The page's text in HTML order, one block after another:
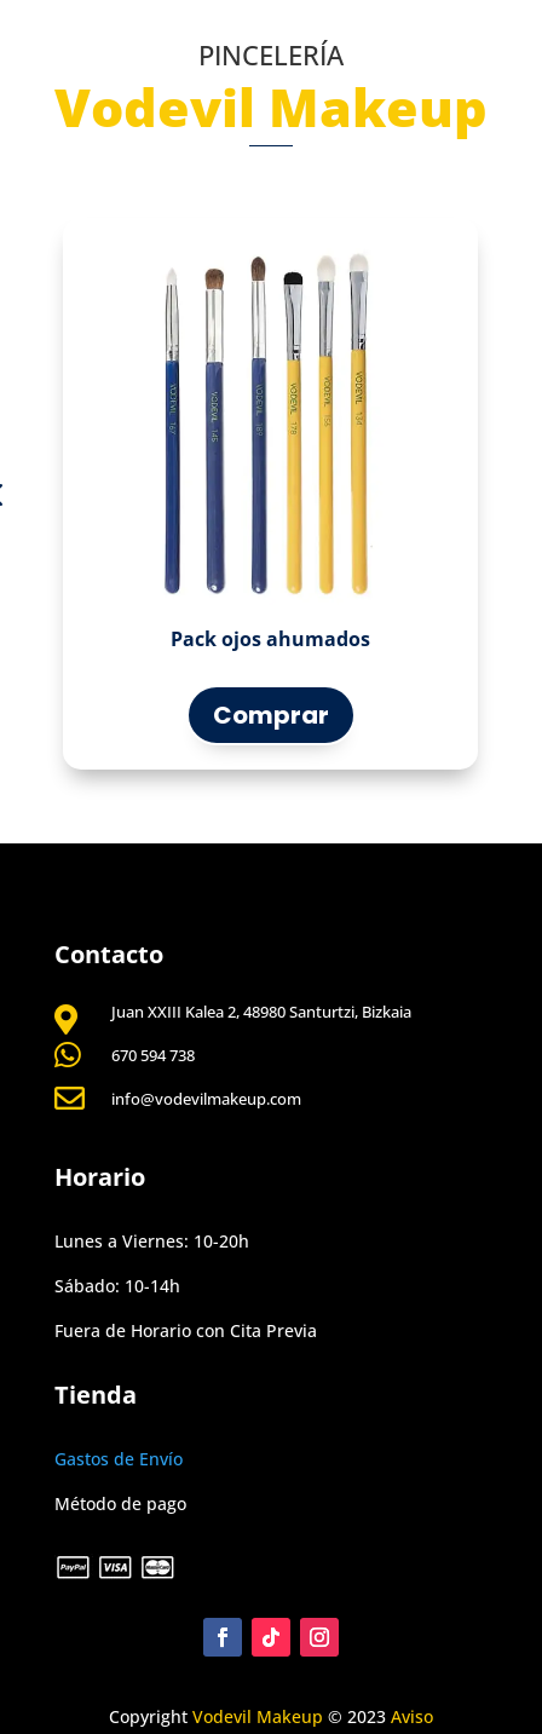
PINCELERÍA
Vodevil Makeup
Pack ojos ahumados
Comprar
Contacto
 Juan XXIII Kalea 2, 48980 Santurtzi, Bizkaia
 670 594 738
 info@vodevilmakeup.com
Horario
Lunes a Viernes: 10-20h
Sábado: 10-14h
Fuera de Horario con Cita Previa
Tienda
Gastos de Envío
Método de pago
Copyright Vodevil Makeup © 2023 Aviso